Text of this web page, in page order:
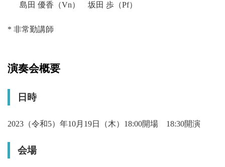
島田 優香（Vn） 坂田 歩（Pf）
* 非常勤講師
演奏会概要
日時
2023（令和5）年10月19日（木）18:00開場 18:30開演
会場